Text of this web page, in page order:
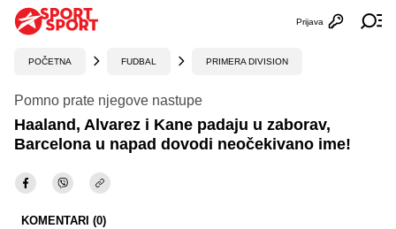
Otvori
Prijava
POČETNA FUDBAL PRIMERA DIVISION
Pomno prate njegove nastupe
Haaland, Alvarez i Kane padaju u zaborav,
Barcelona u napad dovodi neočekivano ime!
KOMENTARI (0)